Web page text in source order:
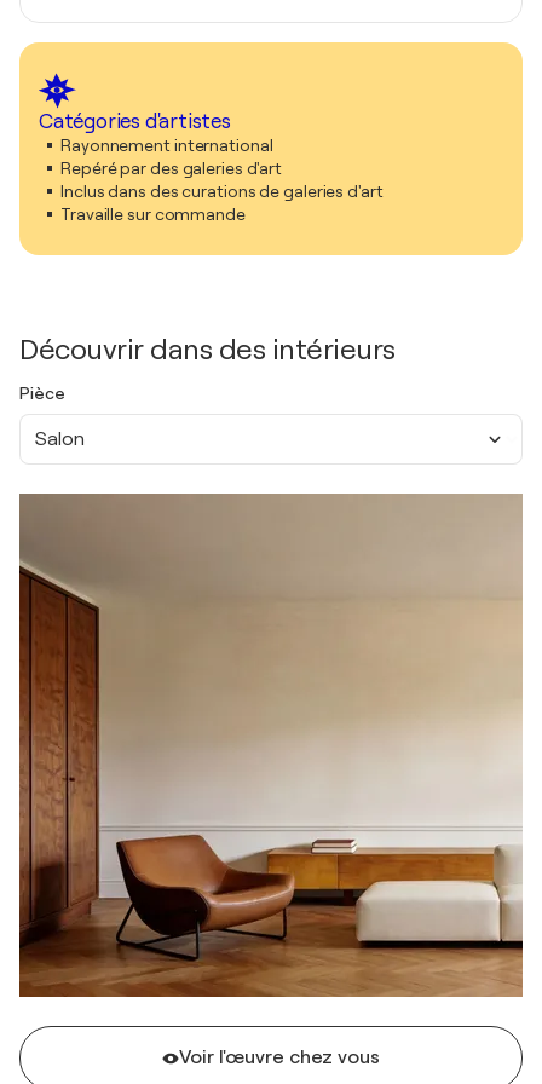
Catégories d'artistes
Rayonnement international
Repéré par des galeries d'art
Inclus dans des curations de galeries d'art
Travaille sur commande
Découvrir dans des intérieurs
Pièce
Salon
Voir l'œuvre chez vous